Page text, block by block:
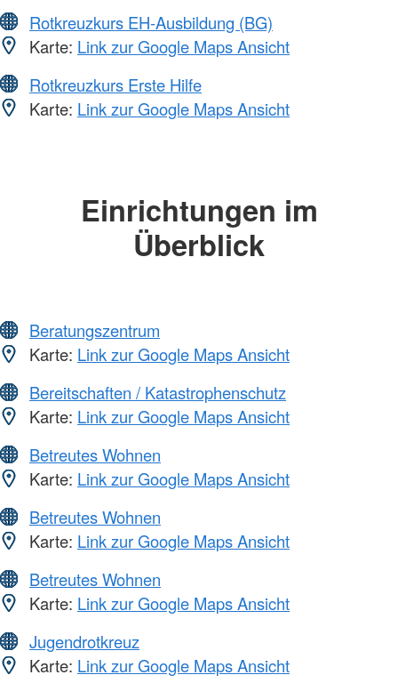
Rotkreuzkurs EH-Ausbildung (BG)
Karte: Link zur Google Maps Ansicht
Rotkreuzkurs Erste Hilfe
Karte: Link zur Google Maps Ansicht
Einrichtungen im
Überblick
Beratungszentrum
Karte: Link zur Google Maps Ansicht
Bereitschaften / Katastrophenschutz
Karte: Link zur Google Maps Ansicht
Betreutes Wohnen
Karte: Link zur Google Maps Ansicht
Betreutes Wohnen
Karte: Link zur Google Maps Ansicht
Betreutes Wohnen
Karte: Link zur Google Maps Ansicht
Jugendrotkreuz
Karte: Link zur Google Maps Ansicht